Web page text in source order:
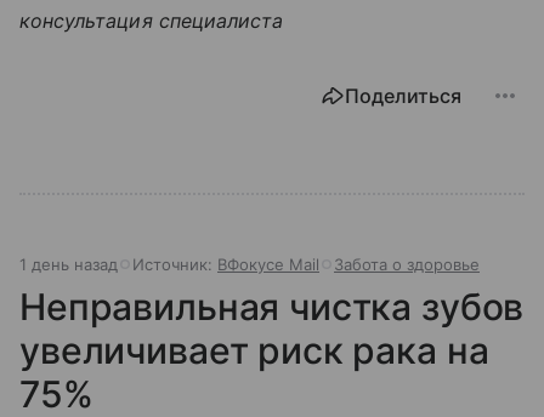
консультация специалиста
Поделиться
1 день назад Источник: ВФокусе Mail Забота о здоровье
Неправильная чистка зубов
увеличивает риск рака на
75%